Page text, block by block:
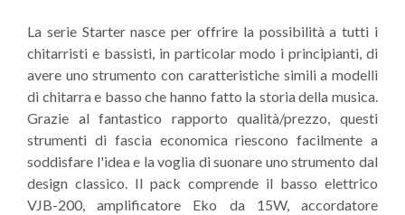
La serie Starter nasce per offrire la possibilità a tutti i
chitarristi e bassisti, in particolar modo i principianti, di
avere uno strumento con caratteristiche simili a modelli
di chitarra e basso che hanno fatto la storia della musica.
Grazie al fantastico rapporto qualità/prezzo, questi
strumenti di fascia economica riescono facilmente a
soddisfare l'idea e la voglia di suonare uno strumento dal
design classico. Il pack comprende il basso elettrico
VJB-200, amplificatore Eko da 15W, accordatore